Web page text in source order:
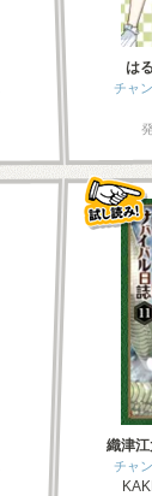
は
チャ
織津
チャ